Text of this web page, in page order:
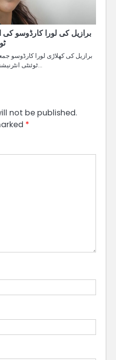
برازیل کی لورا کارڈوسو کی
برازیل کی کھلاڑی لورا کارڈوسو
ٹوئنٹی انٹرنیشنل کرکٹ میں ایک ہی اننگز میں…
not be published.
*